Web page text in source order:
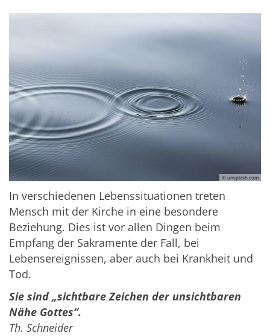
© unsplash.com
In verschiedenen Lebenssituationen treten
Mensch mit der Kirche in eine besondere
Beziehung. Dies ist vor allen Dingen beim
Empfang der Sakramente der Fall, bei
Lebensereignissen, aber auch bei Krankheit und
Tod.
Sie sind „sichtbare Zeichen der unsichtbaren
Nähe Gottes“.
Th. Schneider